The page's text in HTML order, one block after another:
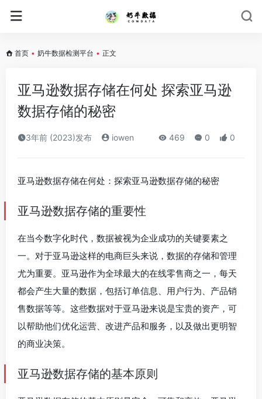
首页 • 奶牛数据检测平台 • 正文
亚马逊数据存储在何处 探索亚马逊
数据存储的秘密
3年前 (2023)发布 iowen 469 0 0
亚马逊数据存储在何处：探索亚马逊数据存储的秘密
亚马逊数据存储的重要性
在当今数字化时代，数据被视为企业成功的关键要素之
一。对于亚马逊这样的电商巨头来说，数据的存储和管理
尤为重要。亚马逊作为全球最大的在线零售商之一，每天
都会产生大量的数据，包括订单信息、用户行为、产品销
售数据等等。这些数据对于亚马逊来说是宝贵的资产，可
以帮助他们优化运营、改进产品和服务，以及做出更明智
的商业决策。
亚马逊数据存储的基本原则